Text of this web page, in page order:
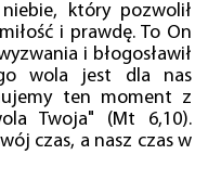
który pozwolił
i prawdę. To On
i błogosławił
wola jest dla nas
ten moment z
Twoja" (Mt 6,10).
czas, a nasz czas w